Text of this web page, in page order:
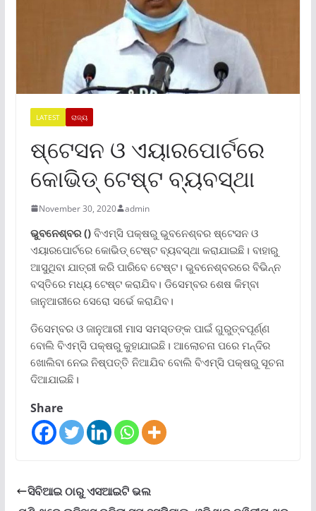
LATEST ରାଜ୍ୟ
ଷ୍ଟେସନ ଓ ଏୟାରପୋର୍ଟରେ
କୋଭିଡ୍‌ ଟେଷ୍ଟ ବ୍ୟବସ୍ଥା
November 30, 2020 admin
ଭୁବନେଶ୍ବର ()ବିଏମ୍‌ସି ପକ୍ଷରୁ ଭୁବନେଶ୍ବର ଷ୍ଟେସନ ଓ
ଏୟାରପୋର୍ଟରେ କୋଭିଡ୍‌ ଟେଷ୍ଟ ବ୍ୟବସ୍ଥା କରାଯାଇଛି। ବାହାରୁ
ଆସୁଥିବା ଯାତ୍ରୀ କରି ପାରିବେ ଟେଷ୍ଟ। ଭୁବନେଶ୍ବରରେ ବିଭିନ୍ନ
ବସ୍ତିରେ ମଧ୍ୟ ଟେଷ୍ଟ କରାଯିବ। ଡିସେମ୍ବର ଶେଷ କିମ୍ବା
ଜାନୁଆରୀରେ ସେରୋ ସର୍ଭେ କରାଯିବ।
ଡିସେମ୍ବର ଓ ଜାନୁଆରୀ ମାସ ସମସ୍ତଙ୍କ ପାଇଁ ଗୁରୁତ୍ବପୂର୍ଣ୍ଣ
ବୋଲି ବିଏମ୍‌ସି ପକ୍ଷରୁ କୁହାଯାଇଛି। ଆଲୋଚନା ପରେ ମନ୍ଦିର
ଖୋଲିବା ନେଇ ନିଷ୍ପତ୍ତି ନିଆଯିବ ବୋଲି ବିଏମ୍‌ସି ପକ୍ଷରୁ ସୂଚନା
ଦିଆଯାଇଛି।
Share
ସିବିଆଇ ଠାରୁ ଏସଆଇଟି ଭଲ